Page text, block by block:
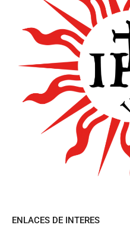
ENLACES DE INTERES